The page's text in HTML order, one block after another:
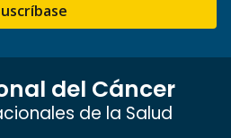
del Cáncer
de la Salud